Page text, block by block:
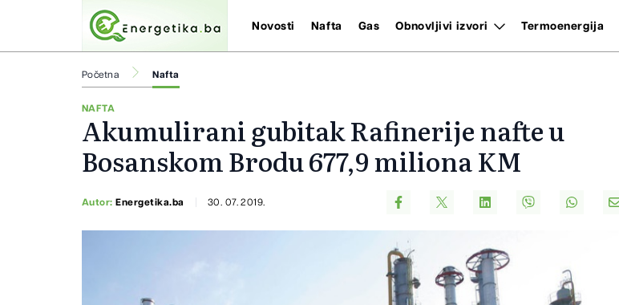
Novosti Nafta Gas Obnovljivi izvori Termoenergija
Početna Nafta
NAFTA
Akumulirani gubitak Rafinerije nafte u
Bosanskom Brodu 677,9 miliona KM
Autor:Energetika.ba 30. 07. 2019.